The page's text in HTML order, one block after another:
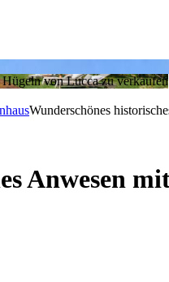
Wunderschönes
Anwesen